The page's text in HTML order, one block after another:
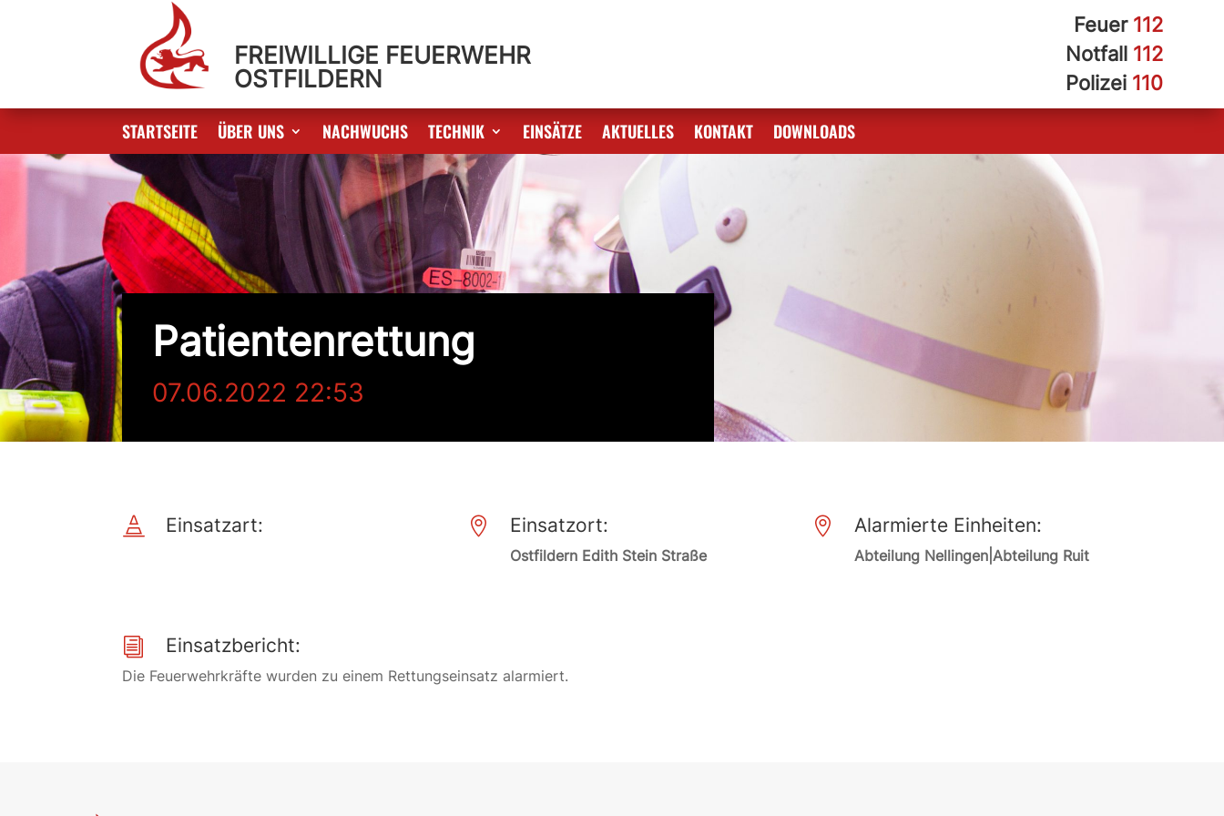
FREIWILLIGE FEUERWEHR
OSTFILDERN
Feuer 112
Notfall 112
Polizei 110
STARTSEITE ÜBER UNS NACHWUCHS TECHNIK EINSÄTZE AKTUELLES KONTAKT DOWNLOADS
Patientenrettung
07.06.2022 22:53
 Einsatzart:  Einsatzort:
Ostfildern Edith Stein Straße
 Alarmierte Einheiten:
Abteilung Nellingen|Abteilung Ruit
i Einsatzbericht:
Die Feuerwehrkräfte wurden zu einem Rettungseinsatz alarmiert.